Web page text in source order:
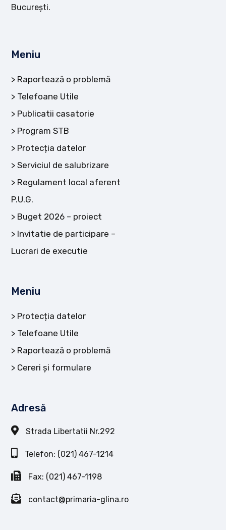
București.
Meniu
Raportează o problemă
Telefoane Utile
Publicatii casatorie
Program STB
Protecția datelor
Serviciul de salubrizare
Regulament local aferent
P.U.G.
Buget 2026 – proiect
Invitatie de participare –
Lucrari de executie
Meniu
Protecția datelor
Telefoane Utile
Raportează o problemă
Cereri și formulare
Adresă
Strada Libertatii Nr.292
Telefon: (021) 467-1214
Fax: (021) 467-1198
contact@primaria-glina.ro